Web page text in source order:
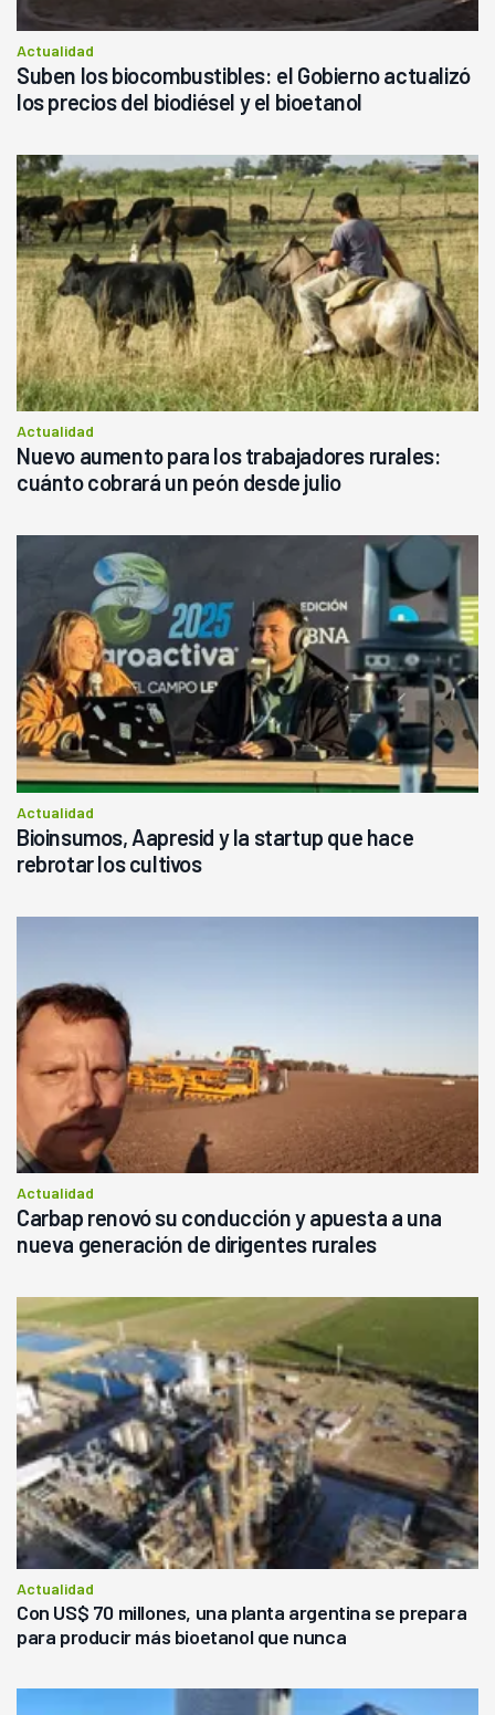
Actualidad
Suben los biocombustibles: el Gobierno actualizó
los precios del biodiésel y el bioetanol
Actualidad
Nuevo aumento para los trabajadores rurales:
cuánto cobrará un peón desde julio
Actualidad
Bioinsumos, Aapresid y la startup que hace
rebrotar los cultivos
Actualidad
Carbap renovó su conducción y apuesta a una
nueva generación de dirigentes rurales
Actualidad
Con US$ 70 millones, una planta argentina se prepara
para producir más bioetanol que nunca